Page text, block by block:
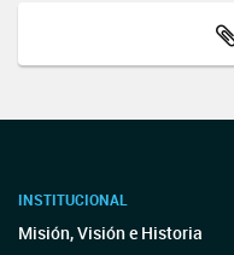
INSTITUCIONAL
Misión, Visión e Historia